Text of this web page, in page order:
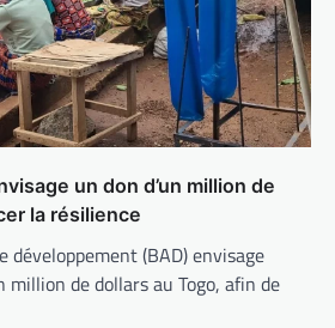
un don d’un million de
la résilience
développement (BAD) envisage
million de dollars au Togo, afin de